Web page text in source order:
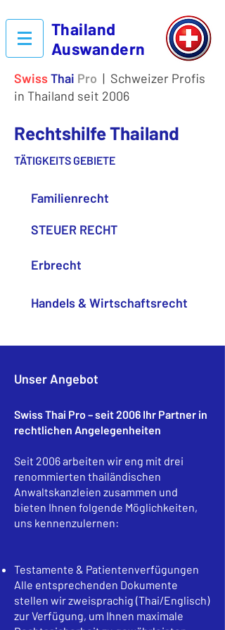
Thailand
Auswandern
SwissThai Pro | Schweizer Profis
in Thailand seit 2006
Rechtshilfe Thailand
TÄTIGKEITS GEBIETE
Familienrecht
STEUER RECHT
Erbrecht
Handels & Wirtschaftsrecht
Unser Angebot
Swiss Thai Pro – seit 2006 Ihr Partner in
rechtlichen Angelegenheiten
Seit 2006 arbeiten wir eng mit drei
renommierten thailändischen
Anwaltskanzleien zusammen und
bieten Ihnen folgende Möglichkeiten,
uns kennenzulernen:
Testamente & Patientenverfügungen
Alle entsprechenden Dokumente
stellen wir zweisprachig (Thai/Englisch)
zur Verfügung, um Ihnen maximale